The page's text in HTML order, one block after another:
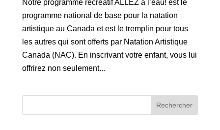
Notre programme récréatif ALLEZ à l’eau! est le
programme national de base pour la natation
artistique au Canada et est le tremplin pour tous
les autres qui sont offerts par Natation Artistique
Canada (NAC). En inscrivant votre enfant, vous lui
offrirez non seulement...
Rechercher